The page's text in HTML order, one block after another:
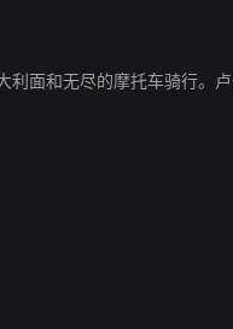
利面和无尽的摩托车骑行。